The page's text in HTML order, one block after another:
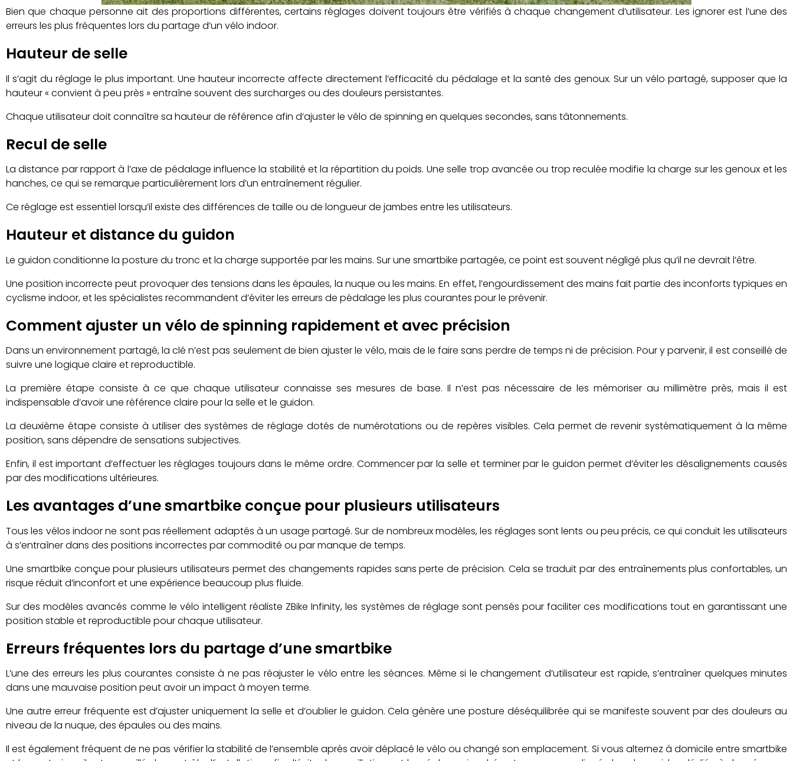
Bien que chaque personne ait des proportions différentes, certains réglages doivent toujours être vérifiés à chaque changement d’utilisateur. Les ignorer est l’une des
erreurs les plus fréquentes lors du partage d’un vélo indoor.
Hauteur de selle
Il s’agit du réglage le plus important. Une hauteur incorrecte affecte directement l’efficacité du pédalage et la santé des genoux. Sur un vélo partagé, supposer que la
hauteur « convient à peu près » entraîne souvent des surcharges ou des douleurs persistantes.
Chaque utilisateur doit connaître sa hauteur de référence afin d’ajuster le vélo de spinning en quelques secondes, sans tâtonnements.
Recul de selle
La distance par rapport à l’axe de pédalage influence la stabilité et la répartition du poids. Une selle trop avancée ou trop reculée modifie la charge sur les genoux et les
hanches, ce qui se remarque particulièrement lors d’un entraînement régulier.
Ce réglage est essentiel lorsqu’il existe des différences de taille ou de longueur de jambes entre les utilisateurs.
Hauteur et distance du guidon
Le guidon conditionne la posture du tronc et la charge supportée par les mains. Sur une smartbike partagée, ce point est souvent négligé plus qu’il ne devrait l’être.
Une position incorrecte peut provoquer des tensions dans les épaules, la nuque ou les mains. En effet, l’engourdissement des mains fait partie des inconforts typiques en
cyclisme indoor, et les spécialistes recommandent d’éviter les erreurs de pédalage les plus courantes pour le prévenir.
Comment ajuster un vélo de spinning rapidement et avec précision
Dans un environnement partagé, la clé n’est pas seulement de bien ajuster le vélo, mais de le faire sans perdre de temps ni de précision. Pour y parvenir, il est conseillé de
suivre une logique claire et reproductible.
La première étape consiste à ce que chaque utilisateur connaisse ses mesures de base. Il n’est pas nécessaire de les mémoriser au millimètre près, mais il est
indispensable d’avoir une référence claire pour la selle et le guidon.
La deuxième étape consiste à utiliser des systèmes de réglage dotés de numérotations ou de repères visibles. Cela permet de revenir systématiquement à la même
position, sans dépendre de sensations subjectives.
Enfin, il est important d’effectuer les réglages toujours dans le même ordre. Commencer par la selle et terminer par le guidon permet d’éviter les désalignements causés
par des modifications ultérieures.
Les avantages d’une smartbike conçue pour plusieurs utilisateurs
Tous les vélos indoor ne sont pas réellement adaptés à un usage partagé. Sur de nombreux modèles, les réglages sont lents ou peu précis, ce qui conduit les utilisateurs
à s’entraîner dans des positions incorrectes par commodité ou par manque de temps.
Une smartbike conçue pour plusieurs utilisateurs permet des changements rapides sans perte de précision. Cela se traduit par des entraînements plus confortables, un
risque réduit d’inconfort et une expérience beaucoup plus fluide.
Sur des modèles avancés comme le vélo intelligent réaliste ZBike Infinity, les systèmes de réglage sont pensés pour faciliter ces modifications tout en garantissant une
position stable et reproductible pour chaque utilisateur.
Erreurs fréquentes lors du partage d’une smartbike
L’une des erreurs les plus courantes consiste à ne pas réajuster le vélo entre les séances. Même si le changement d’utilisateur est rapide, s’entraîner quelques minutes
dans une mauvaise position peut avoir un impact à moyen terme.
Une autre erreur fréquente est d’ajuster uniquement la selle et d’oublier le guidon. Cela génère une posture déséquilibrée qui se manifeste souvent par des douleurs au
niveau de la nuque, des épaules ou des mains.
Il est également fréquent de ne pas vérifier la stabilité de l’ensemble après avoir déplacé le vélo ou changé son emplacement. Si vous alternez à domicile entre smartbike